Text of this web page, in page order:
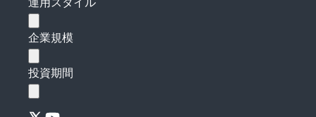
企業規模
投資期間